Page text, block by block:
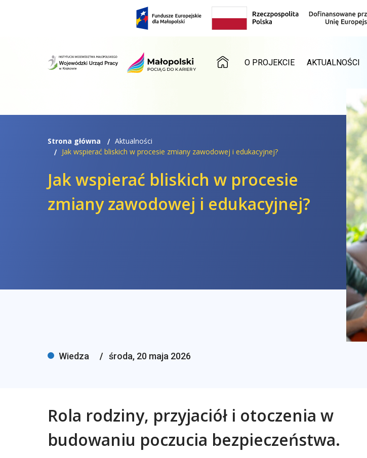
STRONA GŁÓWNA
O PROJEKCIE AKTUALNOŚCI
Strona główna
Aktualności
Jak wspierać bliskich w procesie zmiany zawodowej i edukacyjnej?
Jak wspierać bliskich w procesie
zmiany zawodowej i edukacyjnej?
Wiedza środa, 20 maja 2026
Rola rodziny, przyjaciół i otoczenia w
budowaniu poczucia bezpieczeństwa.